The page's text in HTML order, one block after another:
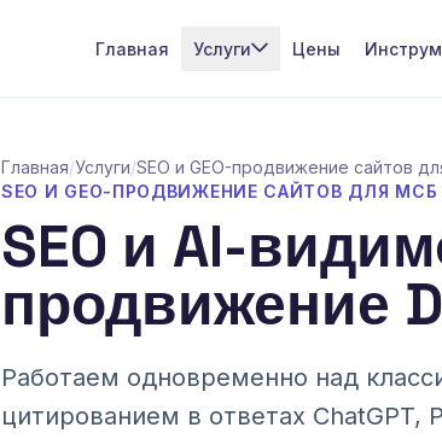
Главная Услуги Цены
Главная/Услуги/SEO и GEO-продвижение сайтов
SEO И GEO-ПРОДВИЖЕНИЕ САЙТОВ ДЛЯ МСБ
SEO и AI-
продвижение
Работаем одновременно над
цитированием в ответах ChatGPT,